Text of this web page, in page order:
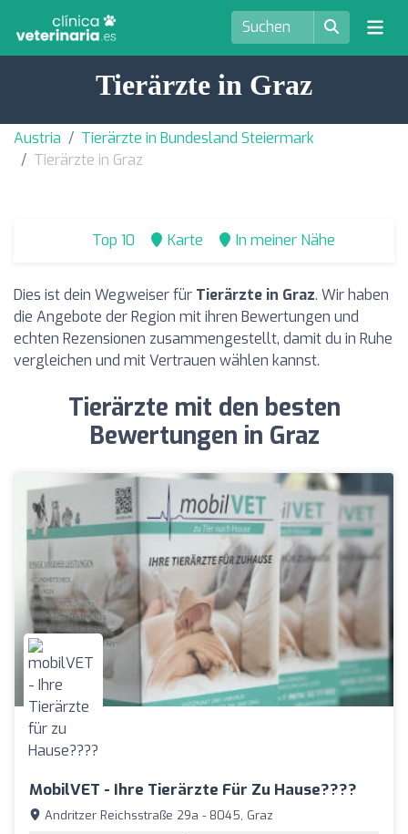
Tierärzte in Graz
Austria
Tierärzte in Bundesland Steiermark
Tierärzte in Graz
Top 10 Karte In meiner Nähe
Dies ist dein Wegweiser für Tierärzte in Graz. Wir haben
die Angebote der Region mit ihren Bewertungen und
echten Rezensionen zusammengestellt, damit du in Ruhe
vergleichen und mit Vertrauen wählen kannst.
Tierärzte mit den besten
Bewertungen in Graz
MobilVET - Ihre Tierärzte Für Zu Hause????
Andritzer Reichsstraße 29a - 8045, Graz